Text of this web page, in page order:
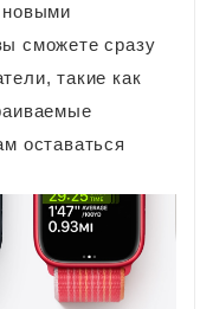
новыми
сможете сразу
такие как
оставаться